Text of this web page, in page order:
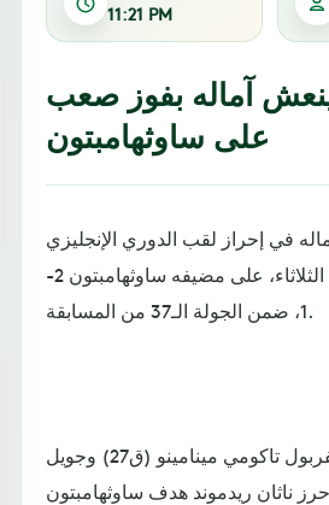
11:21 PM
آماله بفوز صعب
على ساوثهامبتون
في إحراز لقب الدوري الإنجليزي
الممتاز، بفوزه مساء الثلاثاء، على مضيفه ساوثهامبتون 2-
1، ضمن الجولة الـ37 من المسابقة.
وسجل هدفي ليفربول تاكومي مينامينو (ق27) وجويل
فيما أحرز ناثان ريدموند هدف ساوثهامبتون